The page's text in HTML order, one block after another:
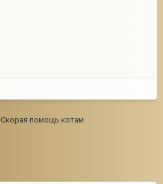
Скорая помощь котам